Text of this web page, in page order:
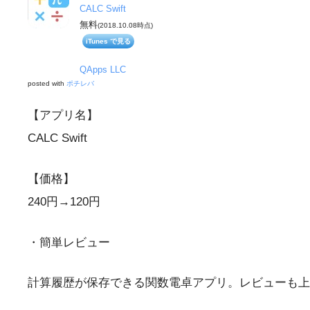
CALC Swift
無料(2018.10.08時点)
iTunes で見る
QApps LLC
posted with ポチレバ
【アプリ名】
CALC Swift
【価格】
240円→120円
・簡単レビュー
計算履歴が保存できる関数電卓アプリ。レビューも